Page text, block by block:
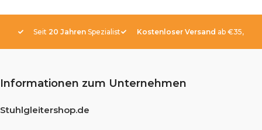
Seit 20 Jahren Spezialist Kostenloser Versand ab €35,-
Informationen zum Unternehmen
Stuhlgleitershop.de